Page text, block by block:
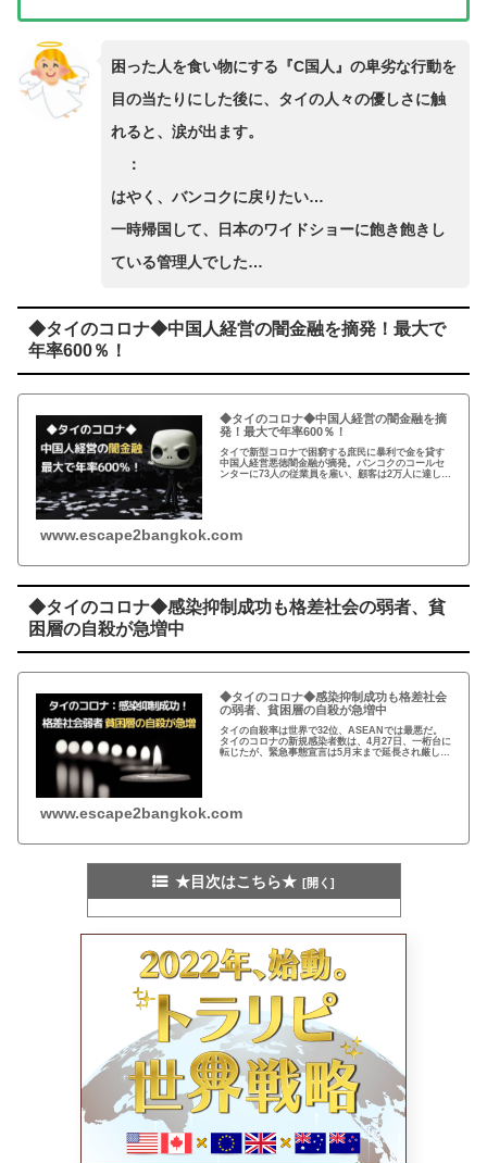
困った人を食い物にする『C国人』の卑劣な行動を
目の当たりにした後に、タイの人々の優しさに触
れると、涙が出ます。
：
はやく、バンコクに戻りたい…
一時帰国して、日本のワイドショーに飽き飽きし
ている管理人でした…
◆タイのコロナ◆中国人経営の闇金融を摘発！最大で
年率600％！
◆タイのコロナ◆中国人経営の闇金融を摘
発！最大で年率600％！
タイで新型コロナで困窮する庶民に暴利で金を貸す
中国人経営悪徳闇金融が摘発。バンコクのコールセ
ンターに73人の従業員を雇い、顧客は2万人に達し
www.escape2bangkok.com
◆タイのコロナ◆感染抑制成功も格差社会の弱者、貧
困層の自殺が急増中
◆タイのコロナ◆感染抑制成功も格差社会
の弱者、貧困層の自殺が急増中
タイの自殺率は世界で32位、ASEANでは最悪だ。
タイのコロナの新規感染者数は、4月27日、一桁台に
転じたが、緊急事態宣言は5月末まで延長され厳しい
www.escape2bangkok.com
★目次はこちら★